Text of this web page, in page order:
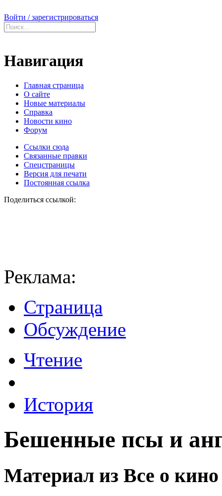
Войти / зарегистрироваться
Навигация
Главная страница
О сайте
Новые материалы
Справка
Новости кино
Форум
Ссылки сюда
Связанные правки
Спецстраницы
Версия для печати
Постоянная ссылка
Поделиться ссылкой:
Реклама:
Страница
Обсуждение
Чтение
История
Бешенные псы и
Материал из Все о кино